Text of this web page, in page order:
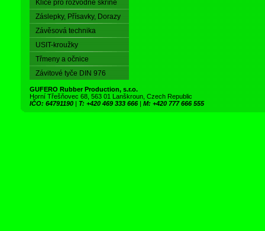
Klíče pro rozvodné skříně
Záslepky, Přísavky, Dorazy
Závěsová technika
USIT-kroužky
Třmeny a očnice
Závitové tyče DIN 976
GUFERO Rubber Production, s.r.o.
Horní Třešňovec 68, 563 01 Lanškroun, Czech Republic
IČO: 64791190 | T: +420 469 333 666 | M: +420 777 666 555